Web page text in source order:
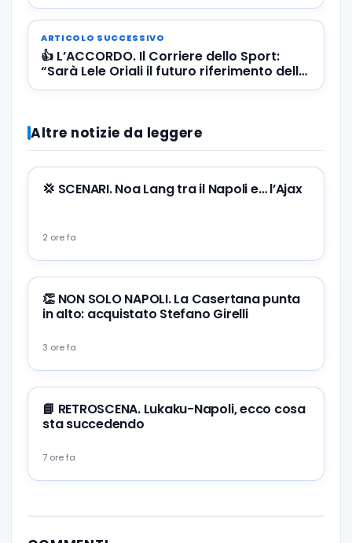
da 60 milioni di euro
ARTICOLO SUCCESSIVO
👍 L’ACCORDO. Il Corriere dello Sport:
“Sarà Lele Oriali il futuro riferimento dello
spogliatoio del Napoli”
Altre notizie da leggere
💢 SCENARI. Noa Lang tra il Napoli e… l’Ajax
2 ore fa
👏 NON SOLO NAPOLI. La Casertana punta
in alto: acquistato Stefano Girelli
3 ore fa
📘 RETROSCENA. Lukaku-Napoli, ecco cosa
sta succedendo
7 ore fa